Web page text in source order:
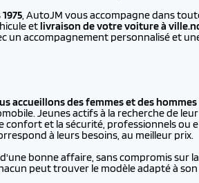
, AutoJM vous accompagne dans
etlivraison de votre voiture à
un accompagnement personnalisé et
accueillons des femmes et des
Jeunes actifs à la recherche de
et la sécurité, professionnels ou
à leurs besoins, au meilleur prix.
bonne affaire, sans compromis sur
peut trouver le modèle adapté à